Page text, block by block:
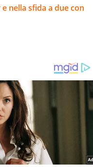
nella sfida a due con